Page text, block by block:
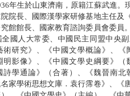
年生於山東濟南，原籍江蘇武進。
院長、國際漢學家研修基地主任及
館館長、國家教育諮詢委員會委員
國人大常委、中國民主同盟中央
術研究》、《中國文學概論》、
明影像》、《中國文學史綱要》（
詩學通論》（合著）、《魏晉南北
家學術思想文庫．袁行霈卷》、《